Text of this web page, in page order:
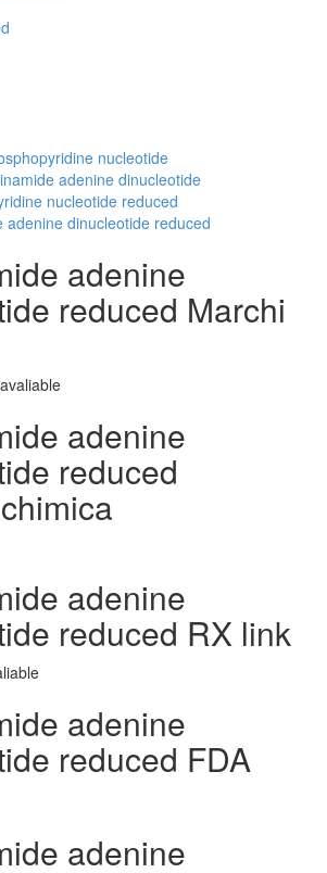
nucleotide
adenine dinucleotide
nucleotide reduced
adenine dinucleotide reduced
adenine
reduced Marchi
adenine
reduced
adenine
reduced RX link
adenine
reduced FDA
adenine